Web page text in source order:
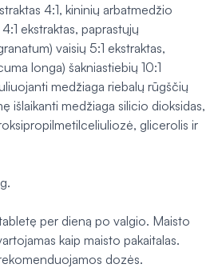
4:1, kininių arbatmedžio
ekstraktas, paprastųjų
vaisių 5:1 ekstraktas,
longa) šakniastiebių 10:1
medžiaga riebalų rūgščių
išlaikanti medžiaga silicio dioksidas,
glicerolis ir
per dieną po valgio. Maisto
kaip maisto pakaitalas.
dozės.